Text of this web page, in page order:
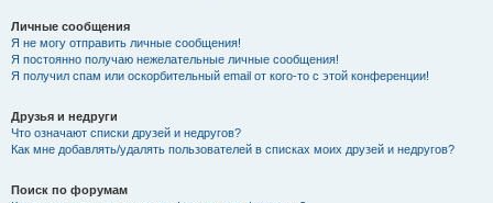
Личные сообщения
Я не могу отправить личные сообщения!
Я постоянно получаю нежелательные личные сообщения!
Я получил спам или оскорбительный email от кого-то с этой конференции!
Друзья и недруги
Что означают списки друзей и недругов?
Как мне добавлять/удалять пользователей в списках моих друзей и недругов?
Поиск по форумам